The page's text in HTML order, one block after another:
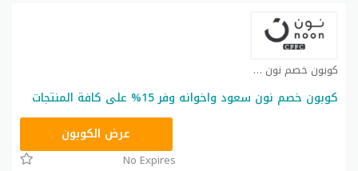
كوبون خصم نون كوبون
كوبون خصم نون سعود واخوانه وفر 15% على كافة المنتجات
RRF24عرض الكوبون
No Expires